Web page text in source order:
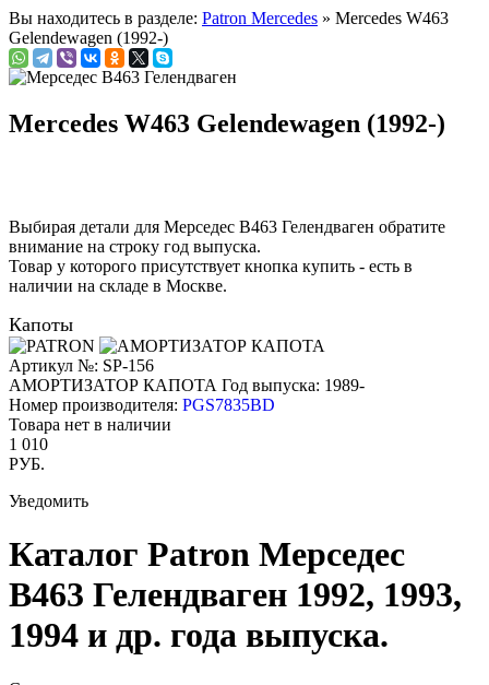
Вы находитесь в разделе: Patron Mercedes » Mercedes W463
Gelendewagen (1992-)
Mercedes W463 Gelendewagen (1992-)
Выбирая детали для Мерседес В463 Гелендваген обратите
внимание на строку год выпуска.
Товар у которого присутствует кнопка купить - есть в
наличии на складе в Москве.
Капоты
Артикул №: SP-156
АМОРТИЗАТОР КАПОТА Год выпуска: 1989-
Номер производителя: PGS7835BD
Товара нет в наличии
1 010
РУБ.
Уведомить
Каталог Patron Мерседес
В463 Гелендваген 1992, 1993,
1994 и др. года выпуска.